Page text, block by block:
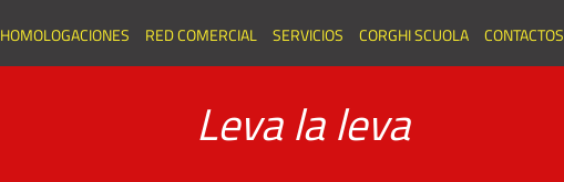
HOMOLOGACIONES RED COMERCIAL SERVICIOS CORGHI SCUOLA CONTACTOS
Leva la leva